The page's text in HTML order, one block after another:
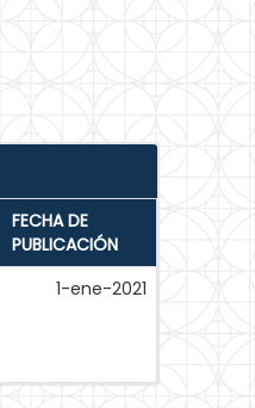
FECHA DE
PUBLICACIÓN
1-ene-2021